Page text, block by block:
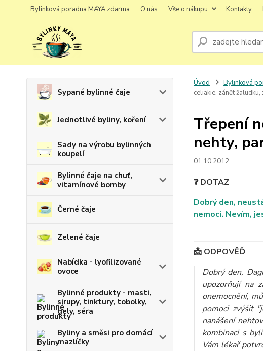
Bylinková poradna MAYA zdarma O nás Vše o nákupu Kontakty
Sypané bylinné čaje
Jednotlivé byliny, koření
Sady na výrobu bylinných
koupelí
Bylinné čaje na chuť,
vitamínové bomby
Černé čaje
Zelené čaje
Nabídka - lyofilizované
ovoce
Bylinné produkty - masti,
sirupy, tinktury, tobolky,
gely, séra
Byliny a směsi pro domácí
mazlíčky
Úvod Bylinková
celiakie, zánět žaludku,
Třepení
nehty,
01.10.2012
❓ DOTAZ
Dobrý den,
nemocí. Nevím,
📩 ODPOVĚĎ
Dobrý den,
upozorňují na
onemocnění,
pomoci zvýšit
nanášení
kombinaci s
Vám lékař